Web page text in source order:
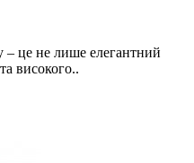
– це не лише елегантний
високого..